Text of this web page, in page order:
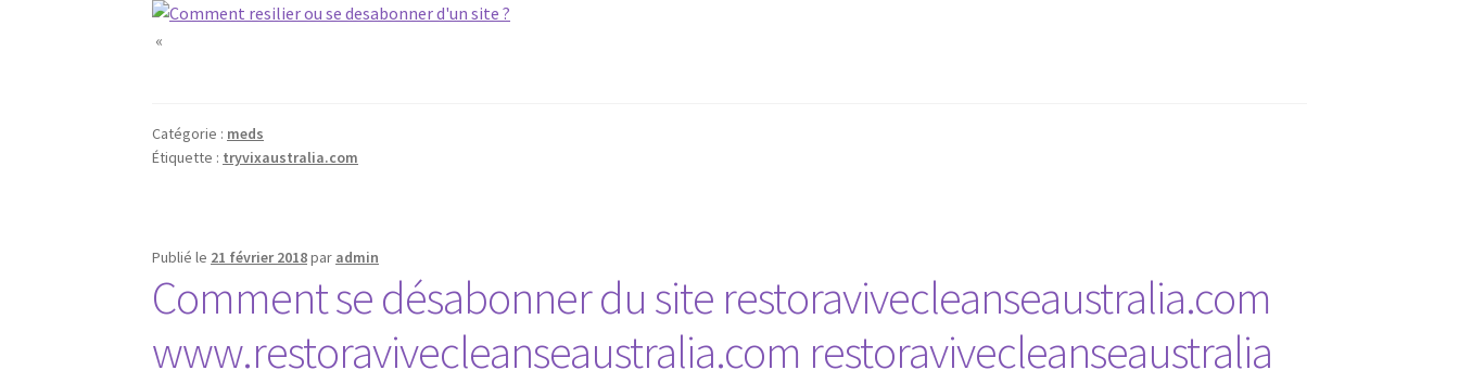
«
Catégorie : meds
Étiquette : tryvixaustralia.com
Publié le 21 février 2018par admin
Comment se désabonner du site restoravivecleanseaustralia.com
www.restoravivecleanseaustralia.com restoravivecleanseaustralia